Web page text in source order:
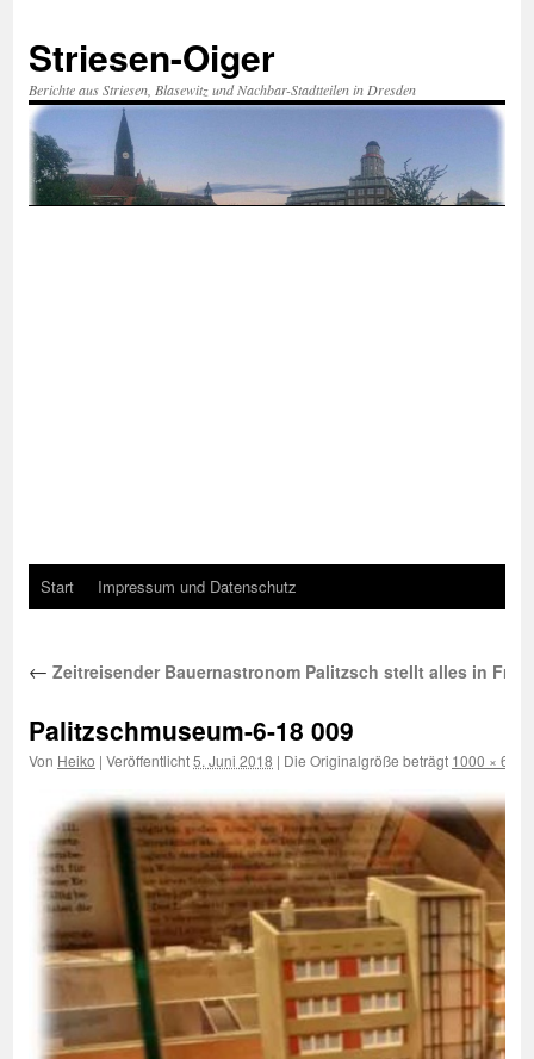
springen
Striesen-Oiger
Berichte aus Striesen, Blasewitz und Nachbar-Stadtteilen in Dresden
Start Impressum und Datenschutz
← Zeitreisender Bauernastronom Palitzsch stellt alles in
Palitzschmuseum-6-18 009
Von Heiko | Veröffentlicht5. Juni 2018 | Die Originalgröße beträgt 1000 × 667